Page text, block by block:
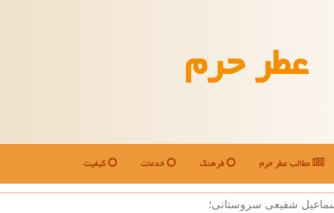
عطر حرم
مطالب عطر حرم فرهنگ خدمات کیفیت
شفیعی سروستانی؛